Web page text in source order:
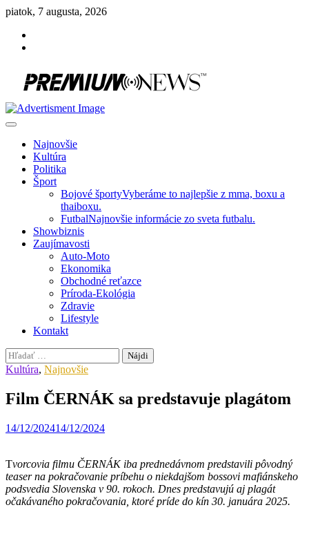
Skip
content
piatok, 7 augusta, 2026
Najnovšie
Kultúra
Politika
Šport
Bojové športyVyberáme to najlepšie z mma, boxu a
thaiboxu.
FutbalNajnovšie informácie zo sveta futbalu.
Showbiznis
Zaujímavosti
Auto-Moto
Ekonomika
Obchodné reťazce
Príroda-Ekológia
Zdravie
Lifestyle
Kontakt
Hľadať:
Kultúra, Najnovšie
Film ČERNÁK sa predstavuje plagátom
14/12/202414/12/2024
Tvorcovia filmu ČERNÁK iba prednedávnom predstavili pôvodný
teaser na pokračovanie príbehu o niekdajšom bossovi mafiánskeho
podsvedia Slovenska v 90. rokoch. Dnes predstavujú aj plagát
očakávaného pokračovania, ktoré príde do kín 30. januára 2025.